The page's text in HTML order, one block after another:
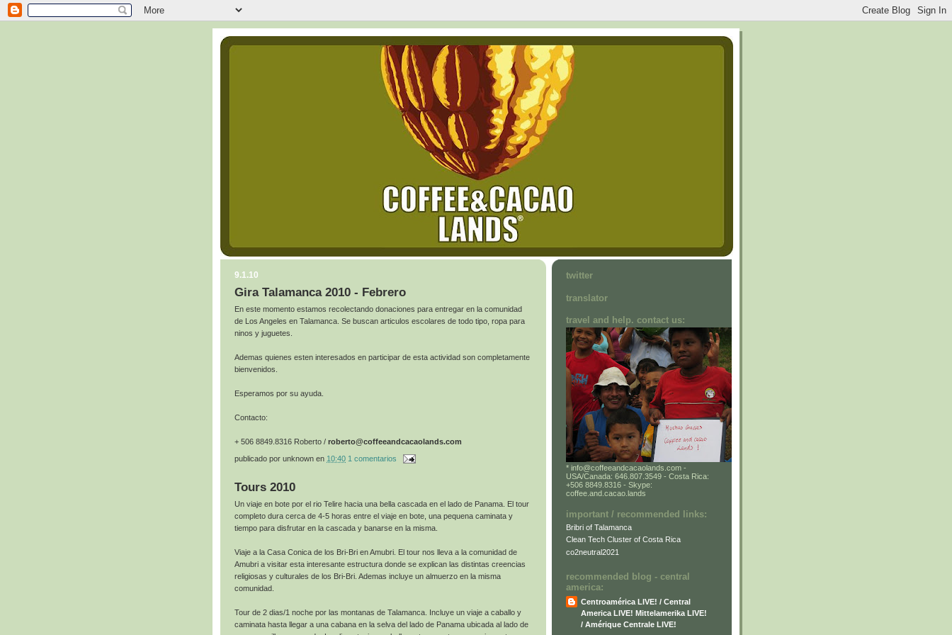
9.1.10
Gira Talamanca 2010 - Febrero
En este momento estamos recolectando donaciones para entregar en la comunidad
de Los Angeles en Talamanca. Se buscan articulos escolares de todo tipo, ropa para
ninos y juguetes.
Ademas quienes esten interesados en participar de esta actividad son completamente
bienvenidos.
Esperamos por su ayuda.
Contacto:
+ 506 8849.8316 Roberto / roberto@coffeeandcacaolands.com
publicado por unknown en 10:40 1 comentarios
Tours 2010
Un viaje en bote por el rio Telire hacia una bella cascada en el lado de Panama. El tour
completo dura cerca de 4-5 horas entre el viaje en bote, una pequena caminata y
tiempo para disfrutar en la cascada y banarse en la misma.
Viaje a la Casa Conica de los Bri-Bri en Amubri. El tour nos lleva a la comunidad de
Amubri a visitar esta interesante estructura donde se explican las distintas creencias
religiosas y culturales de los Bri-Bri. Ademas incluye un almuerzo en la misma
comunidad.
Tour de 2 dias/1 noche por las montanas de Talamanca. Incluye un viaje a caballo y
caminata hasta llegar a una cabana en la selva del lado de Panama ubicada al lado de
twitter
translator
travel and help. contact us:
* info@coffeeandcacaolands.com -
USA/Canada: 646.807.3549 - Costa Rica:
+506 8849.8316 - Skype:
coffee.and.cacao.lands
important / recommended links:
Bribri of Talamanca
Clean Tech Cluster of Costa Rica
co2neutral2021
recommended blog - central
america:
Centroamérica LIVE! / Central
America LIVE! Mittelamerika LIVE!
/ Amérique Centrale LIVE!